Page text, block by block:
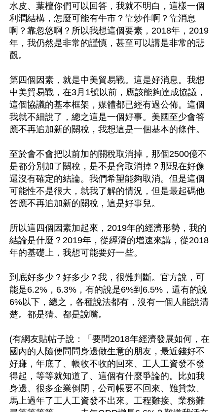
水皮、葉檀你們可以回答，我就不明白，這樣一個
利潤結構，怎麼可能有牛市？靠炒作啊？靠消息
啊？靠忽悠啊？所以我想這個要素，2018年，2019
年，我仍然是非常的謹慎，甚至可以講是非常的悲
觀。
第四個因素，就是中美貿易戰。這是好消息。我想
中美貿易戰，在3月1號以前，應該能夠達成協議，
這個協議的基本框架，媒體都已經有過公佈。這個
我就不細說了，總之這是一個好事。美國至少會答
應不再追加新的關稅，我想這是一個基本的條件。
至於會不會把以前加的關稅取消掉，那個2500億不
是都分別加了關稅，是不是會取消掉？那現在好像
還沒有確定的結論。我們希望能夠取消。但是這個
可能性不是很大，就我了解的情況，但是最起碼他
答應不再追加新的關稅，這是好事兒。
所以這四個因素加起來，2019年的經濟形勢，我的
結論是什麼？2019年，從經濟的增速來講，從2018
年的基礎上，我想可能要好一些。
到底好多少？好多少？我，很難判斷。官方說，可
能是6.2%，6.3%，有的說是6%到6.5%，還有的說
6%以下，總之，各種說法都有，沒有一個人能說清
楚。都是猜。都是說嘴。
(有網友貼帖子說：「要問2018年經濟發展如何，在
國內的人隨便問問身邊做生意的朋友，最近錢好不
好賺，年底了、帳收不收的回來、工人工資發不發
得起，等等就知道了、這個有什麼爭論的。比如我
身邊、很多企業倒閉，公司帳要不回來、難貸款、
馬上過年了工人工資發不出來。工程難接、業務難